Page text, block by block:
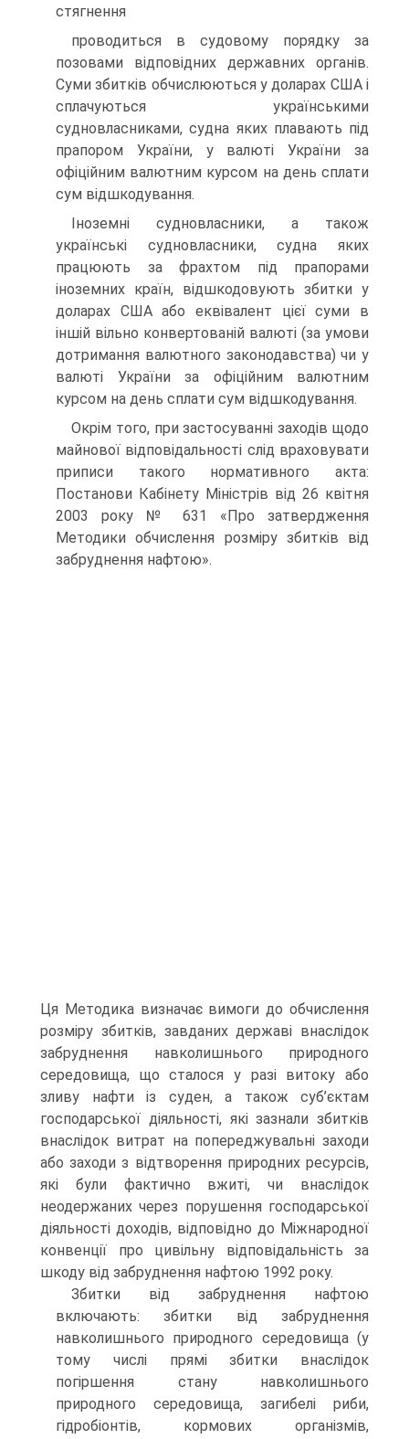
стягнення
проводиться в судовому порядку за
позовами відповідних державних органів.
Суми збитків обчислюються у доларах США і
сплачуються українськими
судновласниками, судна яких плавають під
прапором України, у валюті України за
офіційним валютним курсом на день сплати
сум відшкодування.
Іноземні судновласники, а також
українські судновласники, судна яких
працюють за фрахтом під прапорами
іноземних країн, відшкодовують збитки у
доларах США або еквівалент цієї суми в
іншій вільно конвертованій валюті (за умови
дотримання валютного законодавства) чи у
валюті України за офіційним валютним
курсом на день сплати сум відшкодування.
Окрім того, при застосуванні заходів щодо
майнової відповідальності слід враховувати
приписи такого нормативного акта:
Постанови Кабінету Міністрів від 26 квітня
2003 року № 631 «Про затвердження
Методики обчислення розміру збитків від
забруднення нафтою».
Ця Методика визначає вимоги до обчислення
розміру збитків, завданих державі внаслідок
забруднення навколишнього природного
середовища, що сталося у разі витоку або
зливу нафти із суден, а також суб’єктам
господарської діяльності, які зазнали збитків
внаслідок витрат на попереджувальні заходи
або заходи з відтворення природних ресурсів,
які були фактично вжиті, чи внаслідок
неодержаних через порушення господарської
діяльності доходів, відповідно до Міжнародної
конвенції про цивільну відповідальність за
шкоду від забруднення нафтою 1992 року.
Збитки від забруднення нафтою
включають: збитки від забруднення
навколишнього природного середовища (у
тому числі прямі збитки внаслідок
погіршення стану навколишнього
природного середовища, загибелі риби,
гідробіонтів, кормових організмів,